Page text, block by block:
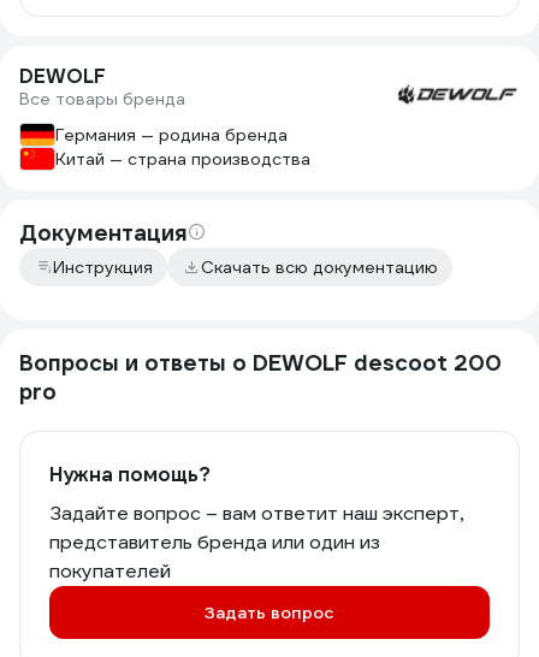
DEWOLF
Все товары бренда
Германия — родина бренда
Китай — страна производства
Документация
Инструкция Скачать всю документацию
Вопросы и ответы о DEWOLF descoot 200
pro
Нужна помощь?
Задайте вопрос – вам ответит наш эксперт,
представитель бренда или один из
покупателей
Задать вопрос